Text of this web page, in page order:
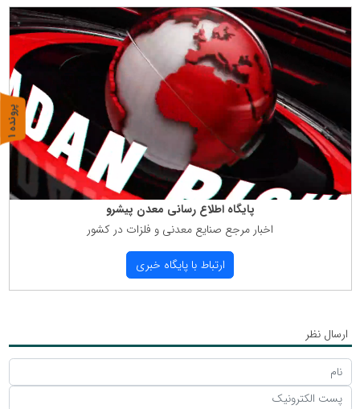
پایگاه اطلاع رسانی معدن پیشرو
اخبار مرجع صنایع معدنی و فلزات در كشور
ارتباط با پایگاه خبری
ارسال نظر
پ
ر
و
ن
د
ه
1